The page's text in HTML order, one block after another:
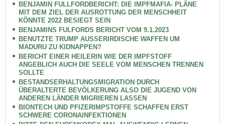
BENJAMIN FULLFORDBERICHT: DIE IMPFMAFIA- PLÄNE
MIT DEM ZIEL DER AUSROTTUNG DER MENSCHHEIT
KÖNNTE 2022 BESIEGT SEIN
BENJAMINS FULFORDS BERICHT VOM 9.1.2023
BENUTZTE TRUMP AUSSERIRDISCHE WAFFEN UM
MADURU ZU KIDNAPPEN?
BERICHT EINER HEILERIN WIE DER IMPFSTOFF
ANGEBLICH AUCH DIE SEELE VOM MENSCHEN TRENNEN
SOLLTE
BESTANDSERHALTUNGSMIGRATION DURCH
ÜBERALTERTE BEVÖLKERUNG ALSO DIE JUGEND VON
ANDEREN LÄNDER MIGRIEREN LASSEN
BIONTECH UND PFIZERIMPSTOFFE SCHAFFEN ERST
SCHWERE CORONAINFEKTIONEN